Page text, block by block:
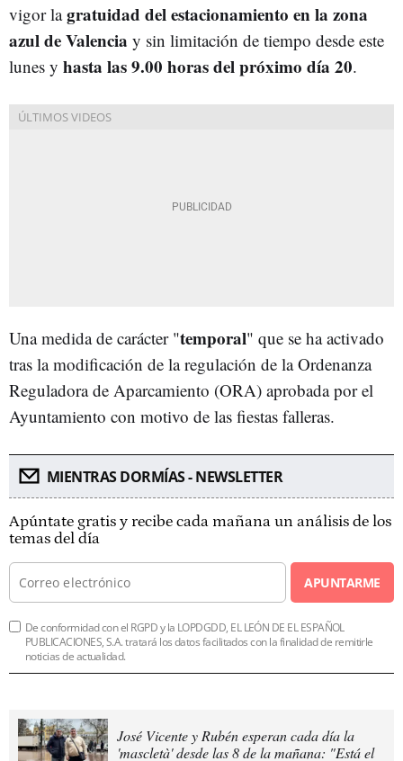
vigor lagratuidad del estacionamiento en la zona
azul de Valencia y sin limitación de tiempo desde este
lunes y hasta las 9.00 horas del próximo día 20.
Una medida de carácter "temporal" que se ha activado
tras la modificación de la regulación de la Ordenanza
Reguladora de Aparcamiento (ORA) aprobada por el
Ayuntamiento con motivo de las fiestas falleras.
MIENTRAS DORMÍAS - NEWSLETTER
Apúntate gratis y recibe cada mañana un análisis de los
temas del día
APUNTARME
De conformidad con el RGPD y la LOPDGDD, EL LEÓN DE EL ESPAÑOL
PUBLICACIONES, S.A. tratará los datos facilitados con la finalidad de remitirle
noticias de actualidad.
José Vicente y Rubén esperan cada día la
'mascletà' desde las 8 de la mañana: "Está el